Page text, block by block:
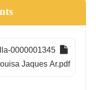
Jaques Ar.pdf